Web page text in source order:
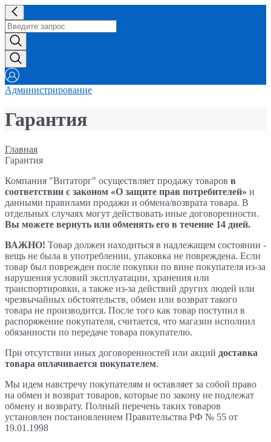
Администрирование
Гарантия
Главная
Гарантия
Компания "Витаторг" осуществляет продажу товаров в
соответствии с законом «О защите прав потребителей» и
данными правилами продажи и обмена/возврата товара. В
отдельных случаях могут действовать иные договоренности.
Вы можете вернуть или обменять его в течение 14 дней.
ВАЖНО! Товар должен находиться в надлежащем состоянии -
вещь не была в употреблении, упаковка не повреждена. Если
товар был поврежден после покупки по вине покупателя из-за
нарушения условий эксплуатации, хранения или
транспортировки, а также из-за действий других людей или
чрезвычайных обстоятельств, обмен или возврат такого
товара не производится. После того как товар поступил в
распоряжение покупателя, считается, что магазин исполнил
обязанности по передаче товара покупателю.
При отсутствии иных договоренностей или акций доставка
товара оплачивается покупателем.
Мы идем навстречу покупателям и оставляет за собой право
на обмен и возврат товаров, которые по закону не подлежат
обмену и возврату. Полный перечень таких товаров
установлен постановлением Правительства РФ № 55 от
19.01.1998